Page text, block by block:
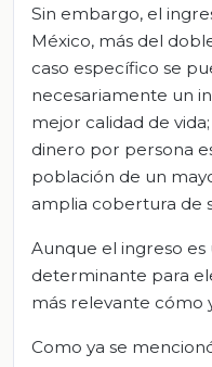
Sin embargo, el
México, más del
caso específico se
necesariamente un
mejor calidad de
dinero por persona
población de un
amplia cobertura de
Aunque el ingreso
determinante para
más relevante cómo
Como ya se